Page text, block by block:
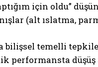
için oldu”
(alt ıslatma,
bilişsel temelli
performansta